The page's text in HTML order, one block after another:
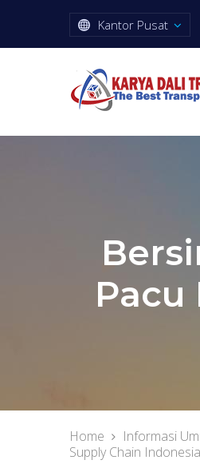
Kantor Pusat
Pacu
Home Informasi
Supply Chain Indonesia